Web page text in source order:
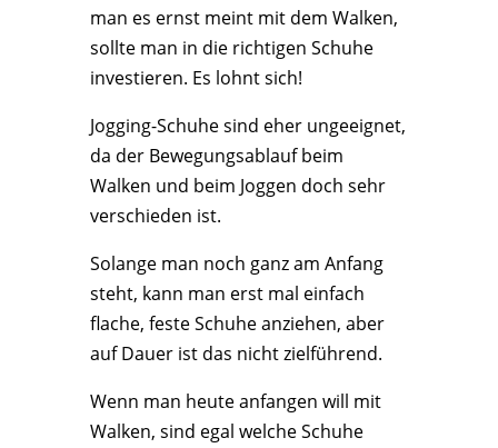
man es ernst meint mit dem Walken,
sollte man in die richtigen Schuhe
investieren. Es lohnt sich!
Jogging-Schuhe sind eher ungeeignet,
da der Bewegungsablauf beim
Walken und beim Joggen doch sehr
verschieden ist.
Solange man noch ganz am Anfang
steht, kann man erst mal einfach
flache, feste Schuhe anziehen, aber
auf Dauer ist das nicht zielführend.
Wenn man heute anfangen will mit
Walken, sind egal welche Schuhe